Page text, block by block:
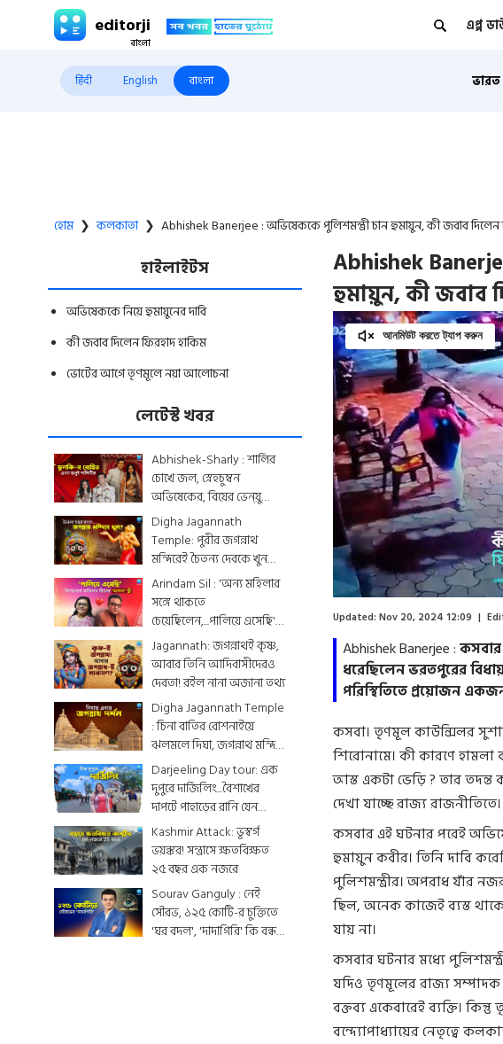
editorji এপ্প
हिंदी English বাংলা ভারত
হোম ❯ কলকাতা ❯ Abhishek Banerjee : অভিষেককে পুলিশমন্ত্রী চান হুমায়ুন, কী জবাব দিলেন
হাইলাইটস
অভিষেককে নিয়ে হুমায়ুনের দাবি
কী জবাব দিলেন ফিরহাদ হাকিম
ভোটের আগে তৃণমূলে নয়া আলোচনা
লেটেস্ট খবর
Abhishek-Sharly : শার্লির
চোখে জল, স্নেহচুম্বন
অভিষেকের, বিয়ের ভেন্য়ু
থেকে মেনু...দেখে নিন
একঝলকে
Digha Jagannath
Temple: পুরীর জগন্নাথ
মন্দিরেই চৈতন্য দেবকে খুন
করা হয়েছিল? জেনে নিন
রোমহর্ষক কাহিনী
Arindam Sil : 'অন্য মহিলার
সঙ্গে থাকতে
চেয়েছিলেন,...পালিয়ে এসেছি',
বিস্ফোরক অরিন্দমের স্ত্রী
Jagannath: জগন্নাথই কৃষ্ণ,
আবার তিনি আদিবাসীদেরও
দেবতা! রইল নানা অজানা তথ্য
Digha Jagannath Temple
: চিনা বাতির রোশনাইয়ে
ঝলমলে দিঘা, জগন্নাথ মন্দিরে
শেষ মুহূর্তের সাজসজ্জা তুঙ্গে
Darjeeling Day tour: এক
দুপুরে দার্জিলিং...বৈশাখের
দাপটে পাহাড়ের রানি যেন
একটুকরো স্বর্গ
Kashmir Attack: ভূস্বর্গ
ভয়ঙ্কর! সন্ত্রাসে ক্ষতবিক্ষত
২৫ বছর এক নজরে
Sourav Ganguly : নেই
সৌরভ, ১২৫ কোটি-র চুক্তিতে
'ঘর বদল', 'দাদাগিরি' কি বন্ধ
Abhishek
হুমায়ুন, কী জবাব
Abhishek Banerjee :কসবার
ধরেছিলেন ভরতপুরের
পরিস্থিতিতে প্রয়োজন
Updated: Nov 20, 2024 12:09 |
আনমিউট করতে ট্যাপ করুন
Loaded:
19.71%
কসবা। তৃণমূল কাউন্সিলর
শিরোনামে। কী কারণে
আস্ত একটা ভেড়ি ? তার
দেখা যাচ্ছে রাজ্য
কসবার এই ঘটনার পরেই
হুমায়ুন কবীর। তিনি দাবি
পুলিশমন্ত্রীর। অপরাধ যাঁর
ছিল, অনেক কাজেই ব্যস্ত
যায় না।
কসবার ঘটনার মধ্যে
যদিও তৃণমূলের রাজ্য
বক্তব্য একেবারেই ব্যক্তি।
বন্দ্যোপাধ্যায়ের নেতৃত্বে